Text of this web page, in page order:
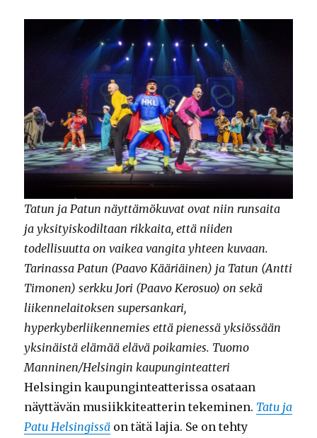
Tatun ja Patun näyttämökuvat ovat niin runsaita
ja yksityiskodiltaan rikkaita, että niiden
todellisuutta on vaikea vangita yhteen kuvaan.
Tarinassa Patun (Paavo Kääriäinen) ja Tatun (Antti
Timonen) serkku Jori (Paavo Kerosuo) on sekä
liikennelaitoksen supersankari,
hyperkyberliikennemies että pienessä yksiössään
yksinäistä elämää elävä poikamies. Tuomo
Manninen/Helsingin kaupunginteatteri
Helsingin kaupunginteatterissa osataan
näyttävän musiikkiteatterin tekeminen. Tatu ja
Patu Helsingissä on tätä lajia. Se on tehty